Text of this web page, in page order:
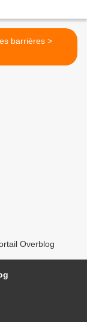
Gestes barrières >
Overblog